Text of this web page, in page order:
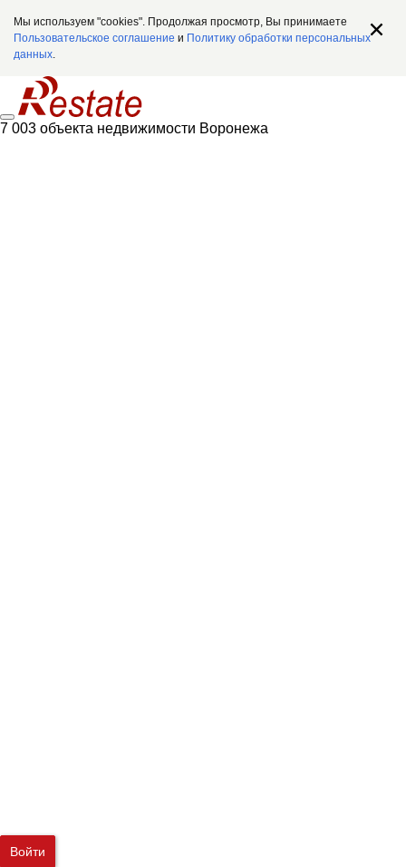
Мы используем "cookies". Продолжая просмотр, Вы принимаете
Пользовательское соглашение и Политику обработки персональных
данных.
7 003 объекта недвижимости Воронежа
Войти